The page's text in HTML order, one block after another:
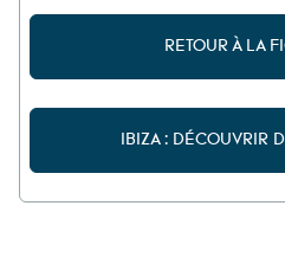
RETOUR À LA
IBIZA : DÉCOUVRIR